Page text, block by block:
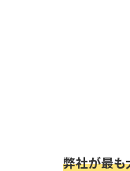
弊社が最も